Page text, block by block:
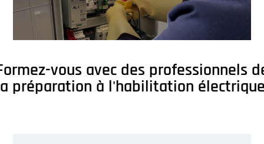
vous avec des professionnels
préparation à l'habilitation